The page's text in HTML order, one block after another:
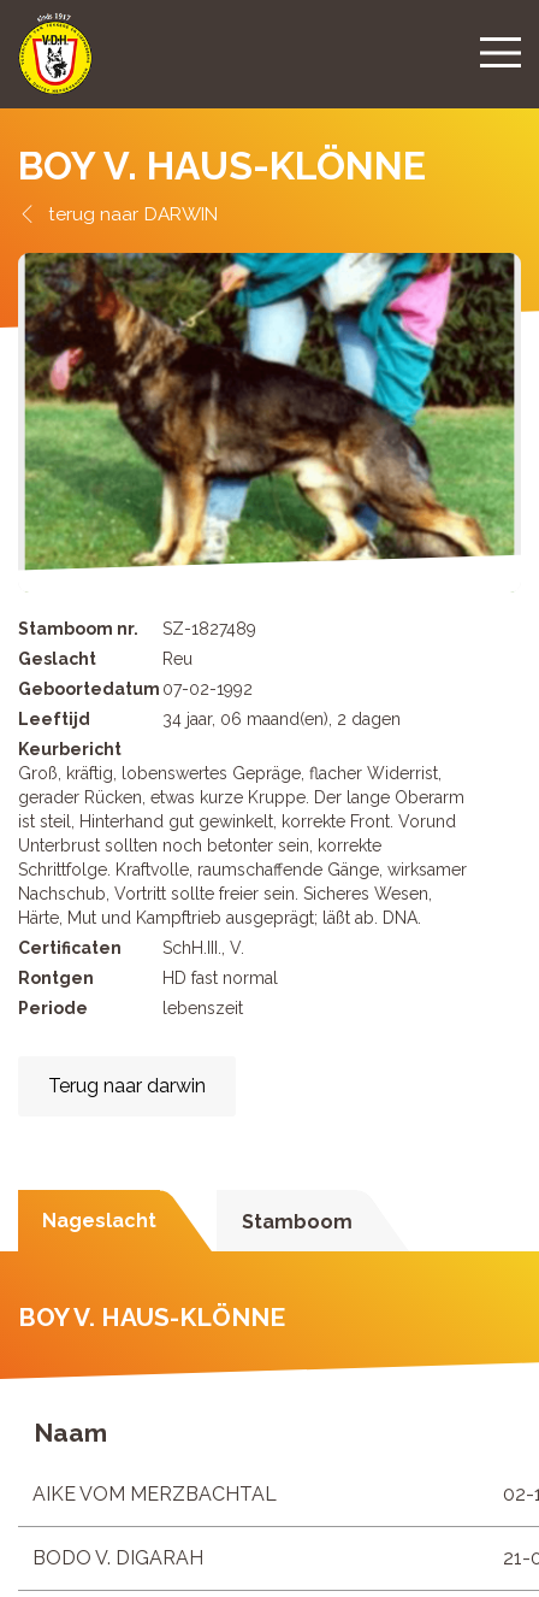
BOY V. HAUS-KLÖNNE
DARWIN
Stamboom nr.
SZ-1827489
Geslacht
Reu
Geboortedatum 07-02-1992
Leeftijd
34 jaar, 06 maand(en), 2 dagen
Keurbericht
Groß, kräftig, lobenswertes Gepräge, flacher Widerrist,
gerader Rücken, etwas kurze Kruppe. Der lange Oberarm
ist steil, Hinterhand gut gewinkelt, korrekte Front. Vorund
Unterbrust sollten noch betonter sein, korrekte
Schrittfolge. Kraftvolle, raumschaffende Gänge, wirksamer
Nachschub, Vortritt sollte freier sein. Sicheres Wesen,
Härte, Mut und Kampftrieb ausgeprägt; läßt ab. DNA.
Certificaten
SchH.III., V.
Rontgen
HD fast normal
Periode
lebenszeit
Terug naar darwin
Nageslacht Stamboom
BOY V. HAUS-KLÖNNE
Naam
AIKE VOM MERZBACHTAL 02-
BODO V. DIGARAH 21-